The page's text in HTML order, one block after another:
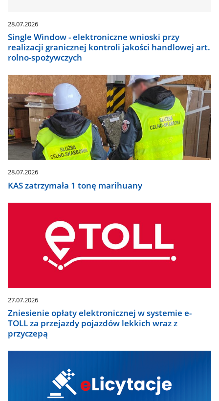
28.07.2026
Single Window - elektroniczne wnioski przy
realizacji granicznej kontroli jakości handlowej art.
rolno-spożywczych
28.07.2026
KAS zatrzymała 1 tonę marihuany
27.07.2026
Zniesienie opłaty elektronicznej w systemie e-
TOLL za przejazdy pojazdów lekkich wraz z
przyczepą